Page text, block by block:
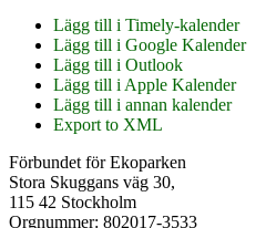
Lägg till i Timely-kalender
Lägg till i Google Kalender
Lägg till i Outlook
Lägg till i Apple Kalender
Lägg till i annan kalender
Export to XML
Footer
Förbundet för Ekoparken
Stora Skuggans väg 30,
115 42 Stockholm
Orgnummer: 802017-3533